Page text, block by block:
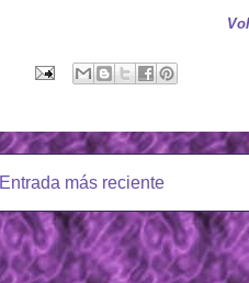
Entrada más reciente